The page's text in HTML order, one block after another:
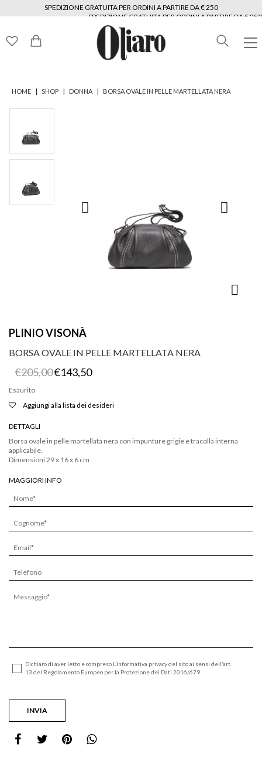
SPEDIZIONE GRATUITA PER ORDINI A PARTIRE DA € 250
SPEDIZIONE GRATUITA PER ORDINI A PARTIRE DA € 250
SPEDIZIONE GRATUITA PER ORDINI A PARTIRE DA € 250
SPEDIZIONE GRATUITA PER ORDINI A PARTIRE DA € 250
SPEDIZIONE GRATUITA PER ORDINI A PARTIRE DA € 250
SPEDIZIONE GRATUITA PER ORDINI A PARTIRE DA € 250
HOME | SHOP | DONNA | BORSA OVALE IN PELLE MARTELLATA NERA
PLINIO VISONÀ
BORSA OVALE IN PELLE MARTELLATA NERA
€205,00 Il
prezzo
€205,00.
€143,50Il
prezzo
€143,50.
Esaurito
Aggiungi alla lista dei desideri
DETTAGLI
Borsa ovale in pelle martellata nera con impunture grigie e tracolla interna
applicabile.
Dimensioni 29 x 16 x 6 cm
MAGGIORI INFO
Dichiaro di aver letto e compreso L’informativa privacy del sito ai sensi dell’art.
13 del Regolamento Europeo per la Protezione dei Dati 2016/679